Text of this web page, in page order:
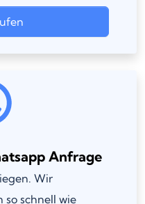
Anfrage
Wir
schnell wie